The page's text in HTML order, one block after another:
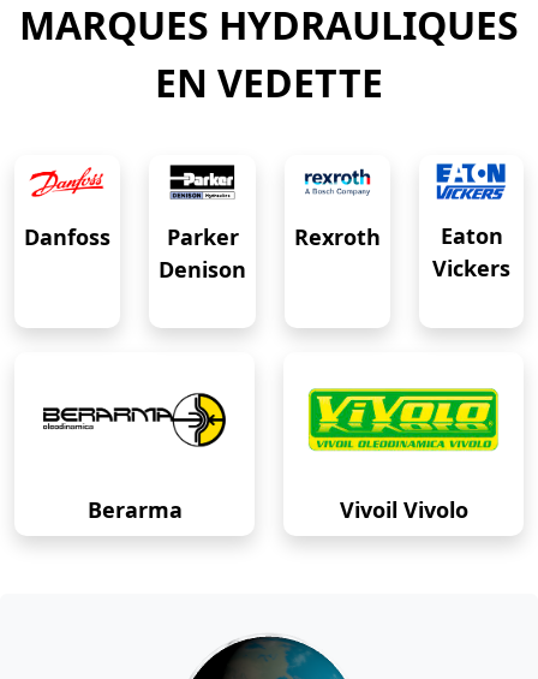
MARQUES HYDRAULIQUES
EN VEDETTE
Danfoss
Parker
Denison
Rexroth
Eaton
Vickers
Berarma Vivoil Vivolo